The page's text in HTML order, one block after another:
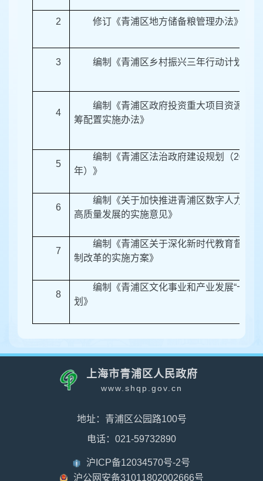
2 修订《青浦区地方储备粮管理办法》
3 编制《青浦区乡村振兴三年行动计划》
4
编制《青浦区政府投资重大项目资源性
筹配置实施办法》
5
编制《青浦区法治政府建设规划（2021-
年）》
6
编制《关于加快推进青浦区数字人力资
高质量发展的实施意见》
7
编制《青浦区关于深化新时代教育督导
制改革的实施方案》
8
编制《青浦区文化事业和产业发展“十四
划》
上海市青浦区人民政府
www.shqp.gov.cn
地址：青浦区公园路100号
电话：021-59732890
沪ICP备12034570号-2号
沪公网安备31011802002666号